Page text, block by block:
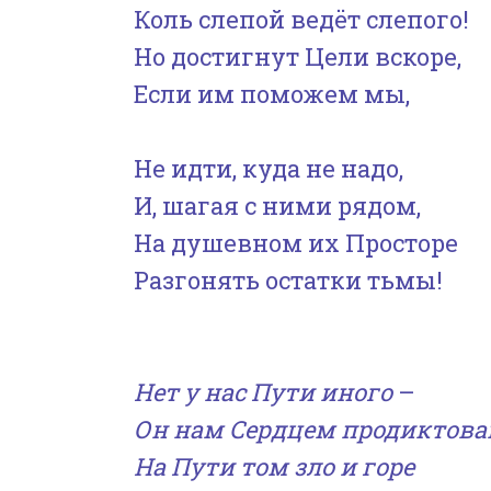
Коль слепой ведёт слепого!
Но достигнут Цели вскоре,
Если им поможем мы,
Не идти, куда не надо,
И, шагая с ними рядом,
На душевном их Просторе
Разгонять остатки тьмы!
Нет у нас Пути иного–
Оннам Сердцем
На Пути том зло и горе